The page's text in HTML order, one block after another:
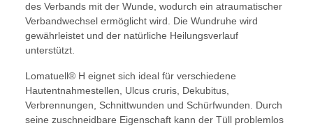
des Verbands mit der Wunde, wodurch ein atraumatischer
Verbandwechsel ermöglicht wird. Die Wundruhe wird
gewährleistet und der natürliche Heilungsverlauf
unterstützt.
Lomatuell® H eignet sich ideal für verschiedene
Hautentnahmestellen, Ulcus cruris, Dekubitus,
Verbrennungen, Schnittwunden und Schürfwunden. Durch
seine zuschneidbare Eigenschaft kann der Tüll problemlos